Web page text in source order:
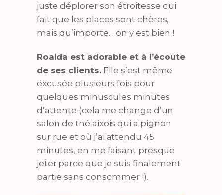
juste déplorer son étroitesse qui
fait que les places sont chères,
mais qu’importe… on y est bien !
Roaida est adorable et à l’écoute
de ses clients. Elle s’est même
excusée plusieurs fois pour
quelques minuscules minutes
d’attente (cela me change d’un
salon de thé aixois qui a pignon
sur rue et où j’ai attendu 45
minutes, en me faisant presque
jeter parce que je suis finalement
partie sans consommer !).